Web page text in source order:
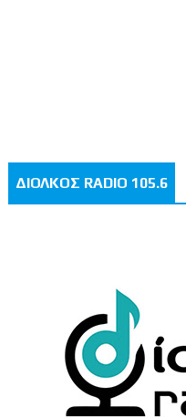
ΔΙΟΛΚΟΣ RADIO 105.6